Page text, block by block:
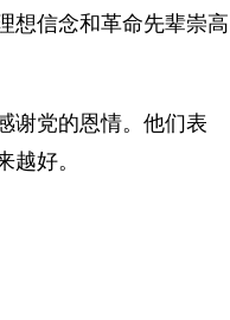
想信念和革命先辈崇高
党的恩情。他们表
好。